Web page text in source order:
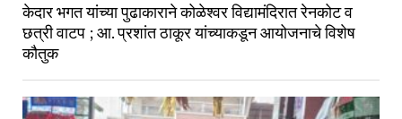
केदार भगत यांच्या पुढाकाराने कोळेश्वर विद्यामंदिरात रेनकोट व
छत्री वाटप ; आ. प्रशांत ठाकूर यांच्याकडून आयोजनाचे विशेष
कौतुक